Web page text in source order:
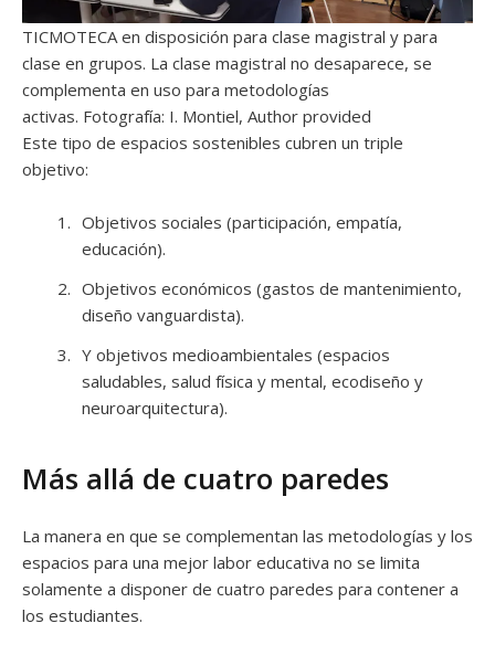
TICMOTECA en disposición para clase magistral y para
clase en grupos. La clase magistral no desaparece, se
complementa en uso para metodologías
activas. Fotografía: I. Montiel, Author provided
Este tipo de espacios sostenibles cubren un triple
objetivo:
Objetivos sociales (participación, empatía,
educación).
Objetivos económicos (gastos de mantenimiento,
diseño vanguardista).
Y objetivos medioambientales (espacios
saludables, salud física y mental, ecodiseño y
neuroarquitectura).
Más allá de cuatro paredes
La manera en que se complementan las metodologías y los
espacios para una mejor labor educativa no se limita
solamente a disponer de cuatro paredes para contener a
los estudiantes.